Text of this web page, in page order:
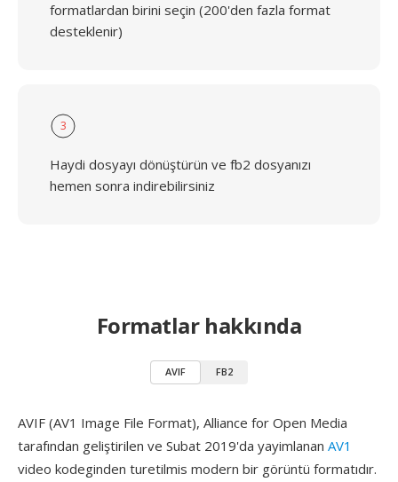
formatlardan birini seçin (200'den fazla format
desteklenir)
3
Haydi dosyayı dönüştürün ve fb2 dosyanızı
hemen sonra indirebilirsiniz
Formatlar hakkında
AVIF FB2
AVIF (AV1 Image File Format), Alliance for Open Media
tarafından geliştirilen ve Subat 2019'da yayimlanan AV1
video kodeginden turetilmis modern bir görüntü formatıdır.